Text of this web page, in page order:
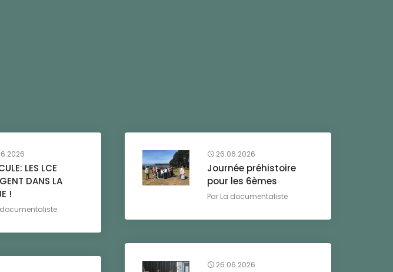
LES LCE
DANS LA
!
26.06.2026
Journée préhistoire
pour les 6èmes
Par La documentaliste
26.06.2026